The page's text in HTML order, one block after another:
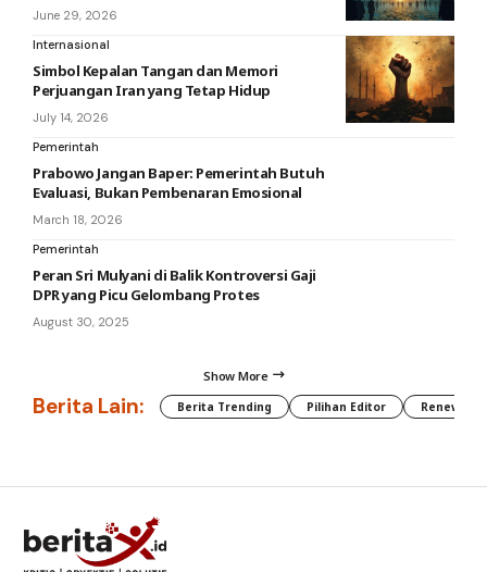
June 29, 2026
Internasional
Simbol Kepalan Tangan dan Memori
Perjuangan Iran yang Tetap Hidup
July 14, 2026
Pemerintah
Prabowo Jangan Baper: Pemerintah Butuh
Evaluasi, Bukan Pembenaran Emosional
March 18, 2026
Pemerintah
Peran Sri Mulyani di Balik Kontroversi Gaji
DPR yang Picu Gelombang Protes
August 30, 2025
Show More
Berita Lain: Berita Trending Pilihan Editor